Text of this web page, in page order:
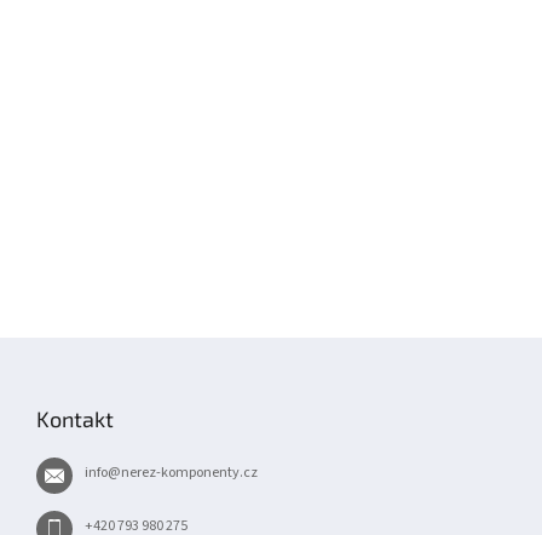
Kontakt
info@nerez-komponenty.cz
+420 793 980 275